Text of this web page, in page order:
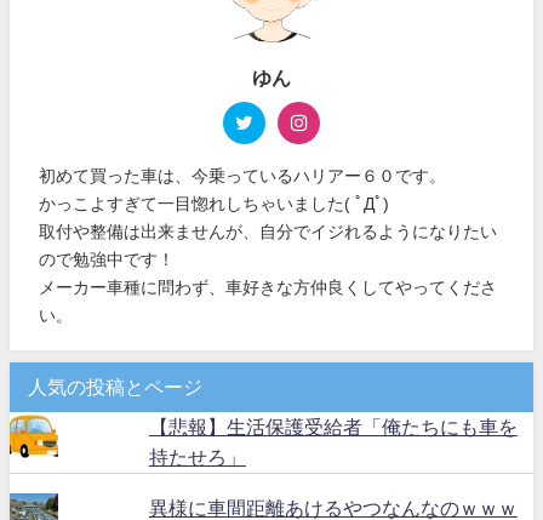
ゆん
初めて買った車は、今乗っているハリアー６０です。
かっこよすぎて一目惚れしちゃいました( ﾟДﾟ)
取付や整備は出来ませんが、自分でイジれるようになりたい
ので勉強中です！
メーカー車種に問わず、車好きな方仲良くしてやってくださ
い。
人気の投稿とページ
【悲報】生活保護受給者「俺たちにも車を
持たせろ」
異様に車間距離あけるやつなんなのｗｗｗ